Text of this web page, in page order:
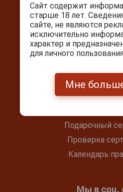
+7(495)
Покупка и
Подарочный
Проверка
Календарь
Мы в соц.
Сайт содержит
старше 18 лет.
сайте, не являются
исключительно
характер и
для личного
Мне